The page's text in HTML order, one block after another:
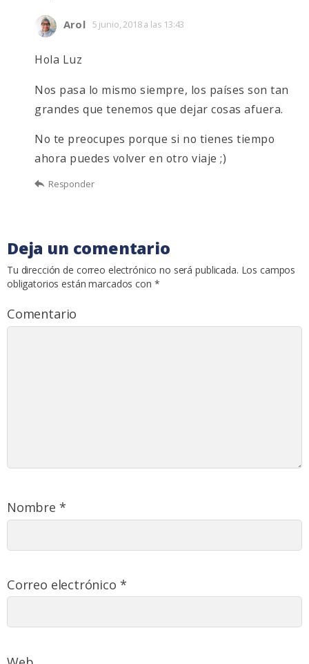
Arol 5 junio, 2018 a las 13:43
Hola Luz
Nos pasa lo mismo siempre, los países son tan
grandes que tenemos que dejar cosas afuera.
No te preocupes porque si no tienes tiempo
ahora puedes volver en otro viaje ;)
Responder
Deja un comentario
Tu dirección de correo electrónico no será publicada. Los campos
obligatorios están marcados con *
Comentario
Nombre *
Correo electrónico *